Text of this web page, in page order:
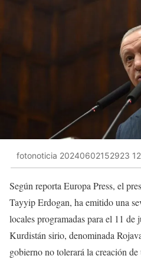
fotonoticia 20240602152923
Según reporta Europa Press, el
Tayyip Erdogan, ha emitido una
locales programadas para el 11
Kurdistán sirio, denominada
gobierno no tolerará la creación